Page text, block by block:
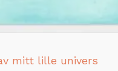
to change your mind
mitt lille univers